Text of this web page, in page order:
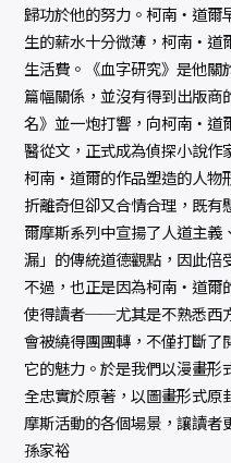
歸功於他的努力。柯南‧道爾
生的薪水十分微薄，柯南‧道
生活費。《血字研究》是他
篇幅關係，並沒有得到出版
名》並一炮打響，向柯南‧道
醫從文，正式成為偵探小說作
柯南‧道爾的作品塑造的人物
折離奇但卻又合情合理，既有
爾摩斯系列中宣揚了人道主
漏」的傳統道德觀點，因此倍
不過，也正是因為柯南‧道爾
使得讀者──尤其是不熟悉西
會被繞得團團轉，不僅打斷了
它的魅力。於是我們以漫畫
全忠實於原著，以圖畫形式
摩斯活動的各個場景，讓讀者
孫家裕